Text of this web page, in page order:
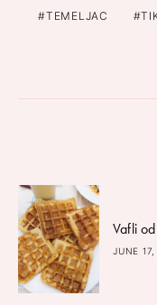
TEMELJAC
Vafli
JUNE